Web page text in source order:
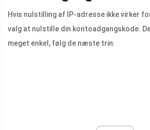
Hvis nulstilling af IP-adresse ikke virker
valg at nulstille din kontoadgangskode.
meget enkel, følg de næste trin: